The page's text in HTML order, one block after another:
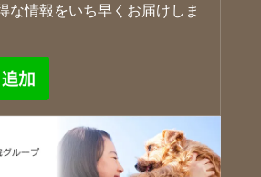
な情報をいち早くお届けしま